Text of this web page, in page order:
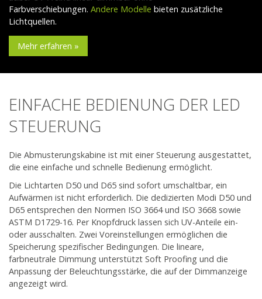
Farbverschiebungen. Andere Modelle bieten zusätzliche
Lichtquellen.
Mehr erfahren »
EINFACHE BEDIENUNG DER LED
STEUERUNG
Die Abmusterungskabine ist mit einer Steuerung ausgestattet,
die eine einfache und schnelle Bedienung ermöglicht.
Die Lichtarten D50 und D65 sind sofort umschaltbar, ein
Aufwärmen ist nicht erforderlich. Die dedizierten Modi D50 und
D65 entsprechen den Normen ISO 3664 und ISO 3668 sowie
ASTM D1729-16. Per Knopfdruck lassen sich UV-Anteile ein-
oder ausschalten. Zwei Voreinstellungen ermöglichen die
Speicherung spezifischer Bedingungen. Die lineare,
farbneutrale Dimmung unterstützt Soft Proofing und die
Anpassung der Beleuchtungsstärke, die auf der Dimmanzeige
angezeigt wird.